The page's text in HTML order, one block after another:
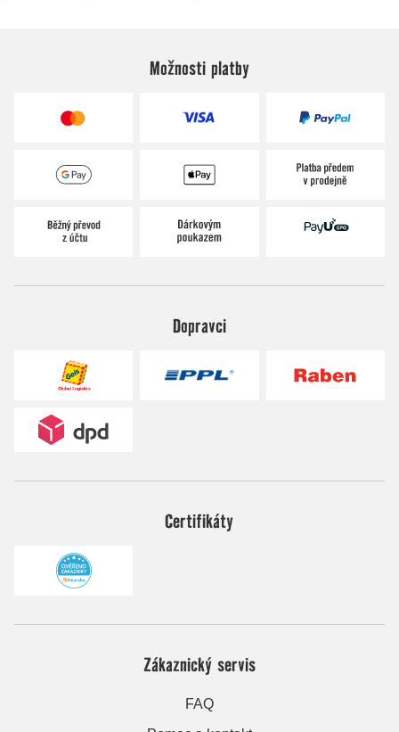
Možnosti platby
Dopravci
Certifikáty
Zákaznický servis
FAQ